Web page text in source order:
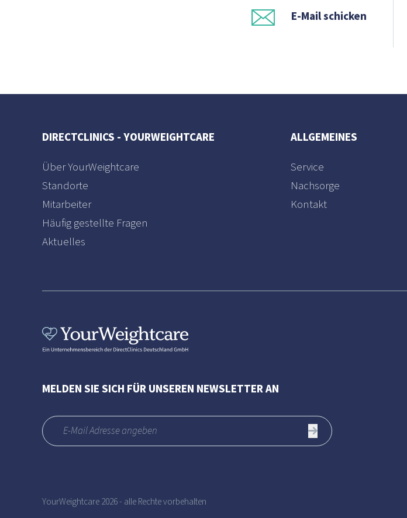
E-Mail schicken
DIRECTCLINICS - YOURWEIGHTCARE
Über YourWeightcare
Standorte
Mitarbeiter
Häufig gestellte Fragen
Aktuelles
ALLGEMEINES
Service
Nachsorge
Kontakt
MELDEN SIE SICH FÜR UNSEREN NEWSLETTER AN
YourWeightcare 2026 - alle Rechte vorbehalten